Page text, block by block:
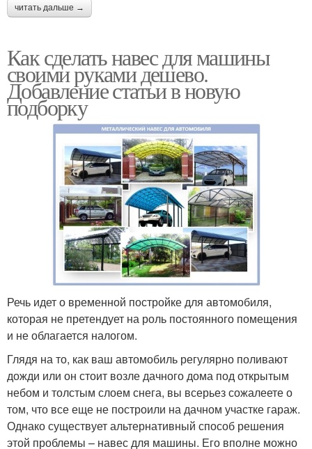
читать дальше →
Как сделать навес для машины
своими руками дешево.
Добавление статьи в новую
подборку
Речь идет о временной постройке для автомобиля,
которая не претендует на роль постоянного помещения
и не облагается налогом.
Глядя на то, как ваш автомобиль регулярно поливают
дожди или он стоит возле дачного дома под открытым
небом и толстым слоем снега, вы всерьез сожалеете о
том, что все еще не построили на дачном участке гараж.
Однако существует альтернативный способ решения
этой проблемы – навес для машины. Его вполне можно